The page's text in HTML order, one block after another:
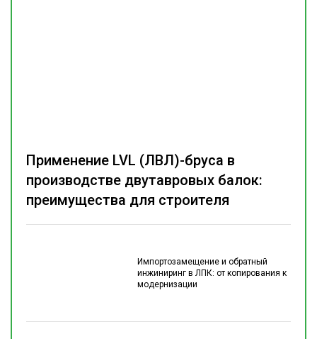
Импортозамещение и обратный
инжиниринг в ЛПК: от копирования к
модернизации
Применение LVL (ЛВЛ)-бруса в
производстве двутавровых балок:
преимущества для строителя